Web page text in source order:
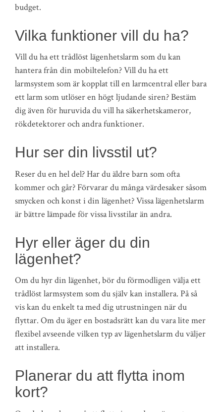
budget.
Vilka funktioner vill du ha?
Vill du ha ett trådlöst lägenhetslarm som du kan
hantera från din mobiltelefon? Vill du ha ett
larmsystem som är kopplat till en larmcentral eller bara
ett larm som utlöser en högt ljudande siren? Bestäm
dig även för huruvida du vill ha säkerhetskameror,
rökdetektorer och andra funktioner.
Hur ser din livsstil ut?
Reser du en hel del? Har du äldre barn som ofta
kommer och går? Förvarar du många värdesaker såsom
smycken och konst i din lägenhet? Vissa lägenhetslarm
är bättre lämpade för vissa livsstilar än andra.
Hyr eller äger du din
lägenhet?
Om du hyr din lägenhet, bör du förmodligen välja ett
trådlöst larmsystem som du själv kan installera. På så
vis kan du enkelt ta med dig utrustningen när du
flyttar. Om du äger en bostadsrätt kan du vara lite mer
flexibel avseende vilken typ av lägenhetslarm du väljer
att installera.
Planerar du att flytta inom
kort?